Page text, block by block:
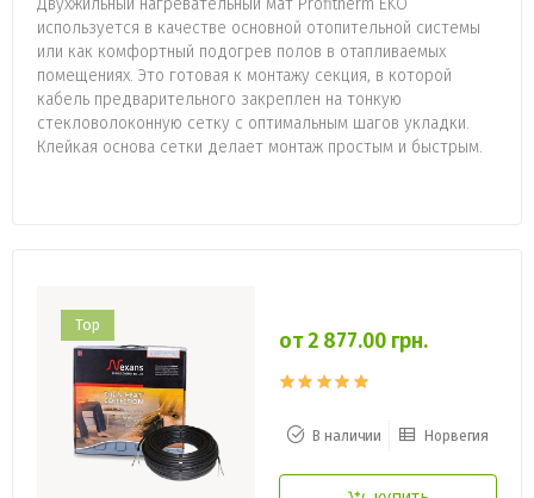
Двухжильный нагревательный мат Profitherm EKO
используется в качестве основной отопительной системы
или как комфортный подогрев полов в отапливаемых
помещениях. Это готовая к монтажу секция, в которой
кабель предварительного закреплен на тонкую
стекловолоконную сетку с оптимальным шагов укладки.
Клейкая основа сетки делает монтаж простым и быстрым.
Top
от 2 877.00 грн.
В наличии Норвегия